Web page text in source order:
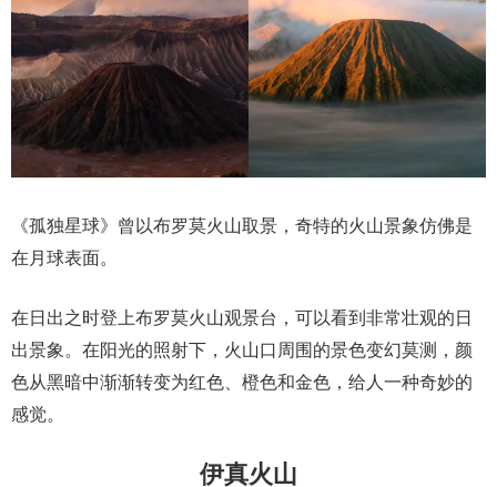
《孤独星球》曾以布罗莫火山取景，奇特的火山景象仿佛是
在月球表面。
在日出之时登上布罗莫火山观景台，可以看到非常壮观的日
出景象。在阳光的照射下，火山口周围的景色变幻莫测，颜
色从黑暗中渐渐转变为红色、橙色和金色，给人一种奇妙的
感觉。
伊真火山